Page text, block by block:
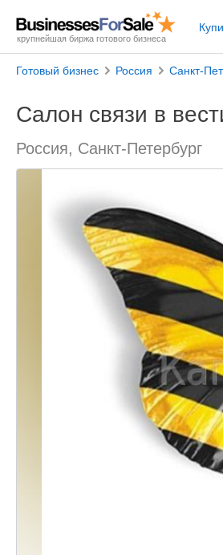
крупнейшая биржа готового бизнеса
Готовый бизнес Россия Санкт-
Салон связи в
Россия, Санкт-Петербург